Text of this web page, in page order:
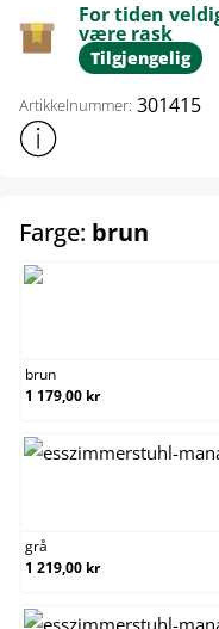
For tiden
være rask
Tilgjengelig
Artikkelnummer: 301415
Vis mer
Farge: brun
brun
1 179,00 kr
grå
1 219,00 kr